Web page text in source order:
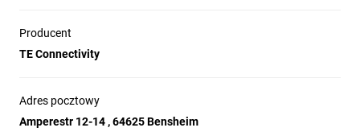
Producent
TE Connectivity
Adres pocztowy
Amperestr 12-14 , 64625 Bensheim